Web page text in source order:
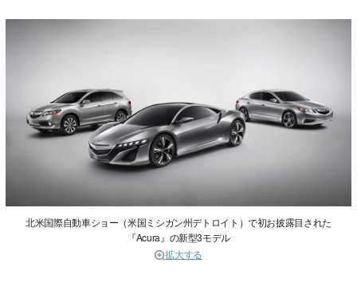
北米国際自動車ショー（米国ミシガン州デトロイト）で初お披露目された
『Acura』の新型3モデル
拡大する